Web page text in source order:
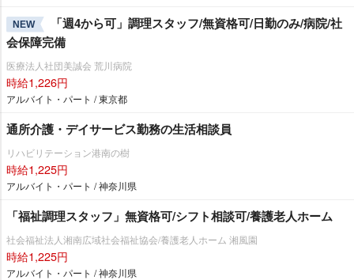
NEW
「週4から可」調理スタッフ/無資格可/日勤のみ/病院/社
会保障完備
医療法人社団美誠会 荒川病院
時給1,226円
アルバイト・パート / 東京都
通所介護・デイサービス勤務の生活相談員
リハビリテーション港南の樹
時給1,225円
アルバイト・パート / 神奈川県
「福祉調理スタッフ」無資格可/シフト相談可/養護老人ホーム
社会福祉法人湘南広域社会福祉協会/養護老人ホーム 湘風園
時給1,225円
アルバイト・パート / 神奈川県